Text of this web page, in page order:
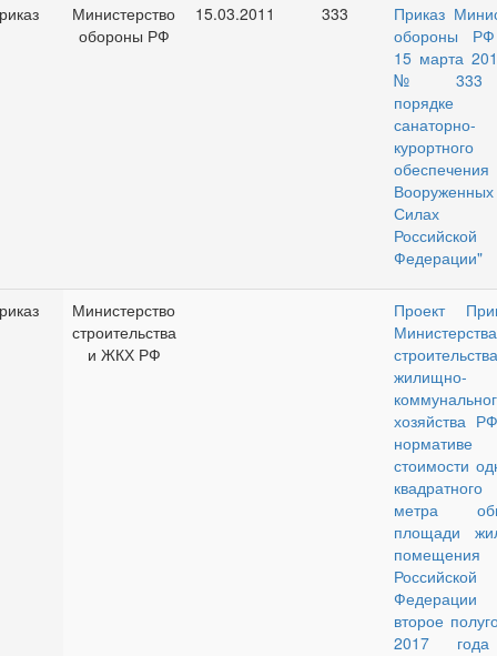
Министерство
обороны РФ
15.03.2011 333
Приказ
обороны
15 марта
№ 333
порядке
санаторно-
курортного
Вооруженных
Силах
Российской
Федерации"
Министерство
строительства
и ЖКХ РФ
Проект
Министерства
жилищно-
хозяйства
нормативе
стоимости
квадратного
метра
площади
Российской
второе
2017